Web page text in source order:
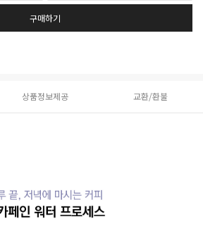
구매하기
상품정보제공 교환/환불